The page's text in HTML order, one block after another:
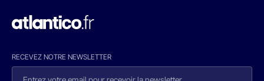
RECEVEZ NOTRE NEWSLETTER